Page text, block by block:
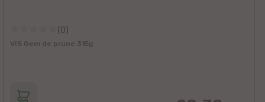
(0)
VIS Gem de prune 315g